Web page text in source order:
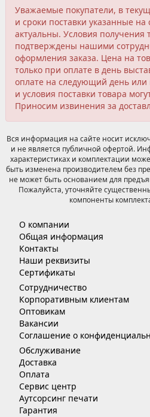
Уважаемые покупатели, в
и сроки поставки указанные на
актуальны. Условия получения
подтверждены нашими
оформления заказа. Цена на
только при оплате в день
оплате на следующий день или
и условия поставки товара
Приносим извинения за
Вся информация на сайте носит
и не является публичной офертой.
характеристиках и комплектации
быть изменена производителем без
не может быть основанием для
Пожалуйста, уточняйте
компоненты
О компании
Общая информация
Контакты
Наши реквизиты
Сертификаты
Сотрудничество
Корпоративным клиентам
Оптовикам
Вакансии
Соглашение о
Обслуживание
Доставка
Оплата
Сервис центр
Аутсорсинг печати
Гарантия